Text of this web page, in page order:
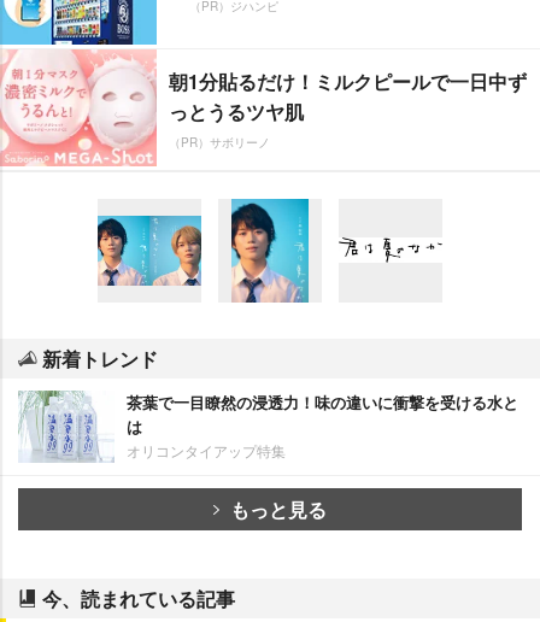
（PR）ジハンピ
朝1分貼るだけ！ミルクピールで一日中ず
っとうるツヤ肌
（PR）サボリーノ
新着トレンド
茶葉で一目瞭然の浸透力！味の違いに衝撃を受ける水と
は
オリコンタイアップ特集
もっと見る
今、読まれている記事